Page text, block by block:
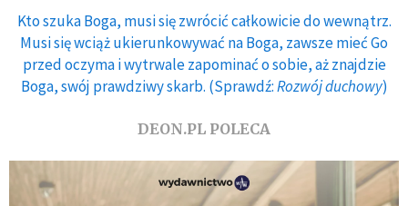
Kto szuka Boga, musi się zwrócić całkowicie do wewnątrz.
Musi się wciąż ukierunkowywać na Boga, zawsze mieć Go
przed oczyma i wytrwale zapominać o sobie, aż znajdzie
Boga, swój prawdziwy skarb. (Sprawdź:Rozwój duchowy)
DEON.PL POLECA